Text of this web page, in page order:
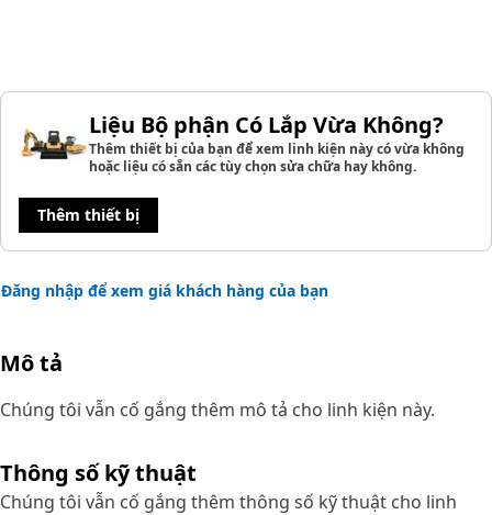
Liệu Bộ phận Có Lắp Vừa Không?
Thêm thiết bị của bạn để xem linh kiện này có vừa không
hoặc liệu có sẵn các tùy chọn sửa chữa hay không.
Thêm thiết bị
Đăng nhập để xem giá khách hàng của bạn
Mô tả
Chúng tôi vẫn cố gắng thêm mô tả cho linh kiện này.
Thông số kỹ thuật
Chúng tôi vẫn cố gắng thêm thông số kỹ thuật cho linh